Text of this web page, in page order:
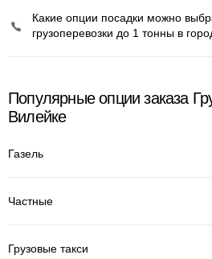
Какие опции посадки можно
грузоперевозки до 1 тонны в
Популярные опции заказа
Вилейке
Газель
Частные
Грузовые такси